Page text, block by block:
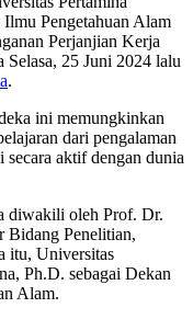
Pengetahuan Alam
Perjanjian Kerja
Selasa, 25 Juni 2024 lalu
.
ini memungkinkan
dari pengalaman
aktif dengan dunia
diwakili oleh Prof. Dr.
Bidang Penelitian,
itu, Universitas
Ph.D. sebagai Dekan
Alam.